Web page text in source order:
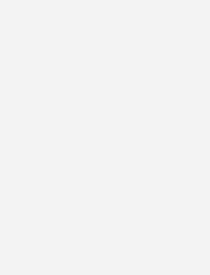
Hälfte der
for Solar Power
war – mit 329
installiert hat. Dies
des Jahres
Änderungen am